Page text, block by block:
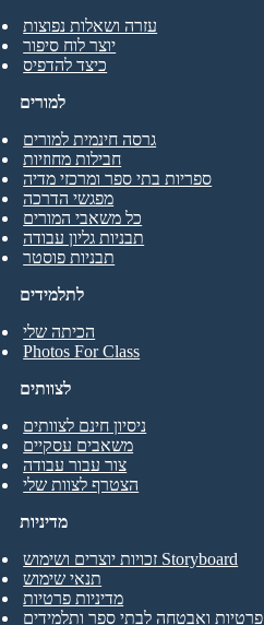
עזרה ושאלות נפוצות
יוצר לוח סיפור
כיצד להדפיס
לתלמידים
הכיתה שלי
Photos For Class
למורים
גרסה חינמית למורים
חבילות מחוזיות
ספריות בתי ספר ומרכזי מדיה
מפגשי הדרכה
כל משאבי המורים
תבניות גליון עבודה
תבניות פוסטר
לצוותים
ניסיון חינם לצוותים
משאבים עסקיים
צור עבור עבודה
הצטרף לצוות שלי
מדיניות
זכויות יוצרים ושימוש Storyboard
תנאי שימוש
מדיניות פרטיות
פרטיות ואבטחה לבתי ספר ותלמידים